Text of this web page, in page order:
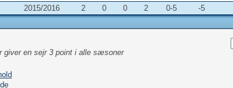
2015/2016 2 0 0 2 0-5 -5
giver en sejr 3 point i alle sæsoner